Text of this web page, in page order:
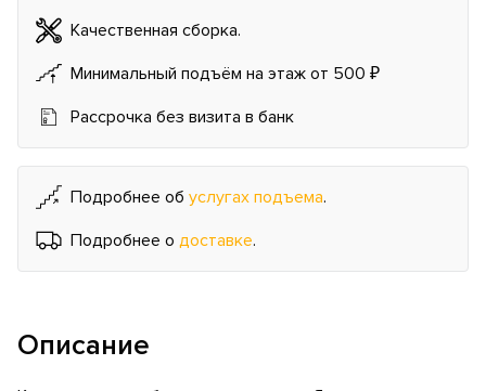
Качественная сборка.
Минимальный подъём на этаж от 500 ₽
Рассрочка без визита в банк
Подробнее об услугах подъема.
Подробнее о доставке.
Описание